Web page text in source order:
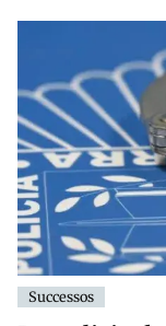
Successos